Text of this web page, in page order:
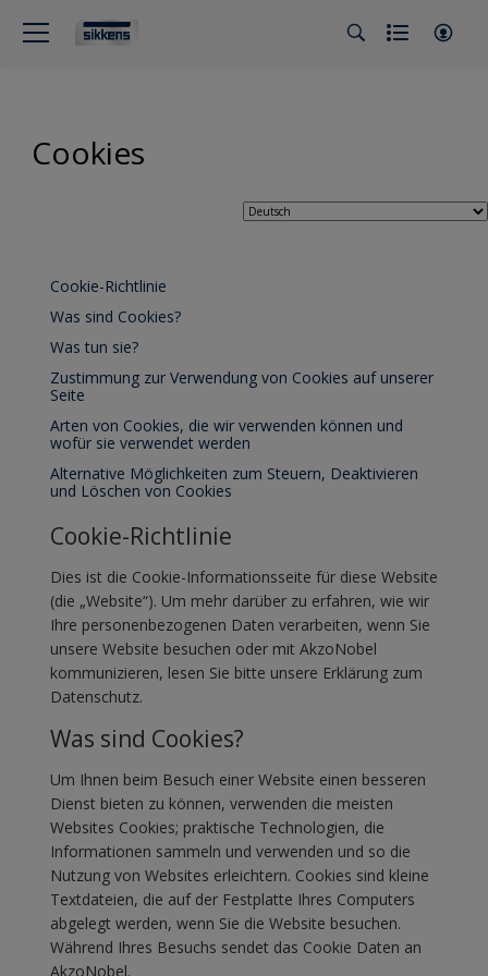
Cookies
Cookie-Richtlinie
Was sind Cookies?
Was tun sie?
Zustimmung zur Verwendung von Cookies auf unserer
Seite
Arten von Cookies, die wir verwenden können und
wofür sie verwendet werden
Alternative Möglichkeiten zum Steuern, Deaktivieren
und Löschen von Cookies
Cookie-Richtlinie
Dies ist die Cookie-Informationsseite für diese Website
(die „Website“). Um mehr darüber zu erfahren, wie wir
Ihre personenbezogenen Daten verarbeiten, wenn Sie
unsere Website besuchen oder mit AkzoNobel
kommunizieren, lesen Sie bitte unsere Erklärung zum
Datenschutz.
Was sind Cookies?
Um Ihnen beim Besuch einer Website einen besseren
Dienst bieten zu können, verwenden die meisten
Websites Cookies; praktische Technologien, die
Informationen sammeln und verwenden und so die
Nutzung von Websites erleichtern. Cookies sind kleine
Textdateien, die auf der Festplatte Ihres Computers
abgelegt werden, wenn Sie die Website besuchen.
Während Ihres Besuchs sendet das Cookie Daten an
AkzoNobel.